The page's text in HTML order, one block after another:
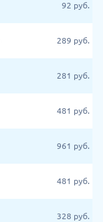
92 руб.
289 руб.
281 руб.
481 руб.
961 руб.
481 руб.
328 руб.